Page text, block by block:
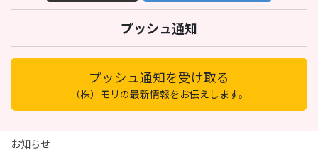
プッシュ通知
プッシュ通知を受け取る
（株）モリの最新情報をお伝えします。
お知らせ